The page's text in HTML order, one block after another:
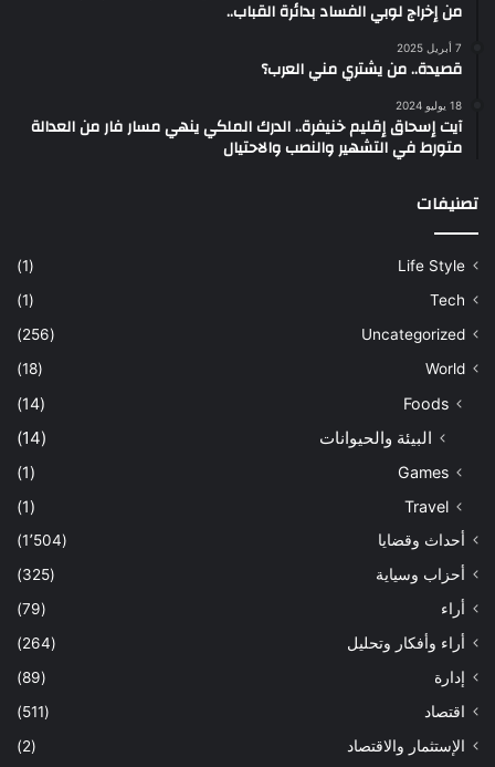
من إخراج لوبي الفساد بدائرة القباب..
7 أبريل 2025
قصيدة.. من يشتري مني العرب؟
18 يوليو 2024
آيت إسحاق إقليم خنيفرة.. الدرك الملكي ينهي مسار فار من العدالة
متورط في التشهير والنصب والاحتيال
تصنيفات
Life Style
(1)
Tech
(1)
Uncategorized
(256)
World
(18)
Foods
(14)
البيئة والحيوانات (14)
Games
(1)
Travel
(1)
أحداث وقضايا
(1٬504)
أحزاب وسياية
(325)
أراء
(79)
أراء وأفكار وتحليل
(264)
إدارة
(89)
اقتصاد
(511)
الإستثمار والاقتصاد
(2)